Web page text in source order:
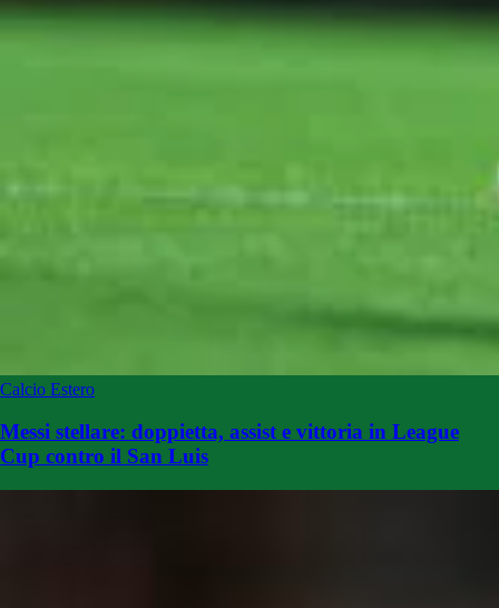
Calcio Estero
Messi stellare: doppietta, assist e vittoria in League
Cup contro il San Luis